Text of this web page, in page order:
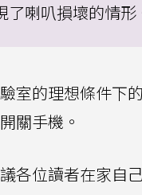
喇叭損壞的情形
室的理想條件下
關手機。
各位讀者在家自